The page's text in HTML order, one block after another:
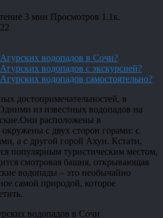
3 мин Просмотров 1.1к.
водопадов в Сочи?
водопадов с экскурсией?
водопадов самостоятельно?
достопримечательностей, в
из известных водопадов на
расположены в
с двух сторон горами: с
а с другой горой Ахун. Кстати,
популярным туристическим местом,
смотровая башня, открывающая
водопады – это необычайно
самой природой, которое